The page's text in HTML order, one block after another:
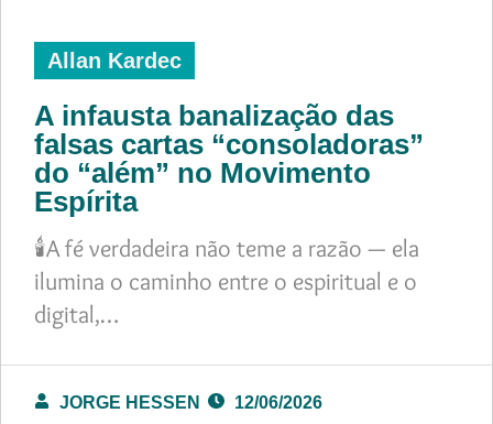
Allan Kardec
A infausta banalização das
falsas cartas “consoladoras”
do “além” no Movimento
Espírita
🕯️A fé verdadeira não teme a razão — ela
ilumina o caminho entre o espiritual e o
digital,…
JORGE HESSEN 12/06/2026